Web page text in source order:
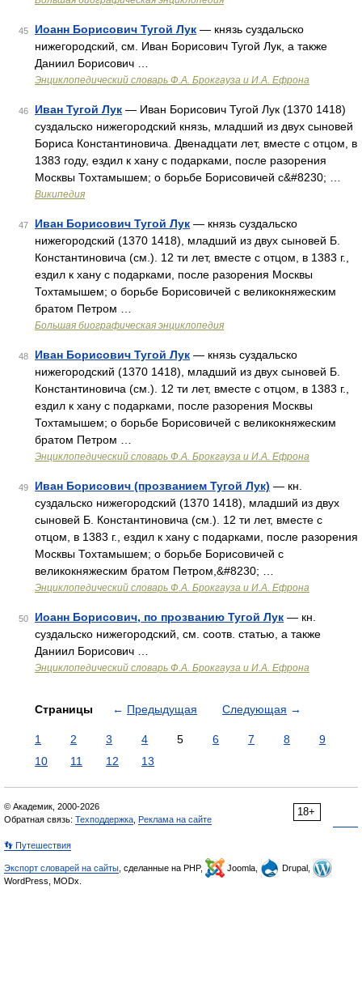
45 Иоанн Борисович Тугой Лук — князь суздальско
нижегородский, см. Иван Борисович Тугой Лук, а также
Даниил Борисович …
Энциклопедический словарь Ф.А. Брокгауза и И.А. Ефрона
46 Иван Тугой Лук — Иван Борисович Тугой Лук (1370 1418)
суздальско нижегородский князь, младший из двух сыновей
Бориса Константиновича. Двенадцати лет, вместе с отцом, в
1383 году, ездил к хану с подарками, после разорения
Москвы Тохтамышем; о борьбе Борисовичей с&#8230; …
Википедия
47 Иван Борисович Тугой Лук — князь суздальско
нижегородский (1370 1418), младший из двух сыновей Б.
Константиновича (см.). 12 ти лет, вместе с отцом, в 1383 г.,
ездил к хану с подарками, после разорения Moсквы
Тохтамышем; о борьбе Борисовичей с великокняжеским
братом Петром …
Большая биографическая энциклопедия
48 Иван Борисович Тугой Лук — князь суздальско
нижегородский (1370 1418), младший из двух сыновей Б.
Константиновича (см.). 12 ти лет, вместе с отцом, в 1383 г.,
ездил к хану с подарками, после разорения Moсквы
Тохтамышем; о борьбе Борисовичей с великокняжеским
братом Петром …
Энциклопедический словарь Ф.А. Брокгауза и И.А. Ефрона
49 Иван Борисович (прозванием Тугой Лук) — кн.
суздальско нижегородский (1370 1418), младший из двух
сыновей Б. Константиновича (см.). 12 ти лет, вместе с
отцом, в 1383 г., ездил к хану с подарками, после разорения
Москвы Тохтамышем; о борьбе Борисовичей с
великокняжеским братом Петром,&#8230; …
Энциклопедический словарь Ф.А. Брокгауза и И.А. Ефрона
50 Иоанн Борисович, по прозванию Тугой Лук — кн.
суздальско нижегородский, см. соотв. статью, а также
Даниил Борисович …
Энциклопедический словарь Ф.А. Брокгауза и И.А. Ефрона
Страницы ← Предыдущая Следующая →
1 2 3 4 5 6 7 8
9
10
11 12 13
18+
© Академик, 2000-2026
Обратная связь: Техподдержка Реклама на сайте
👣 Путешествия
Экспорт словарей на сайты , сделанные на PHP, Joomla,
Drupal,
WordPress, MODx.